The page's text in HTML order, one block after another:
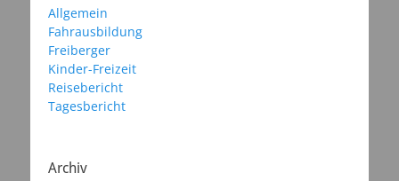
Allgemein
Fahrausbildung
Freiberger
Kinder-Freizeit
Reisebericht
Tagesbericht
Archiv